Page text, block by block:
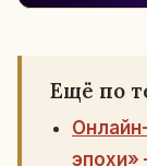
Ещё по
эпохи»